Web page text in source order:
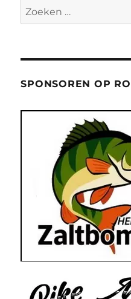
Zoeken
naar:
SPONSOREN OP